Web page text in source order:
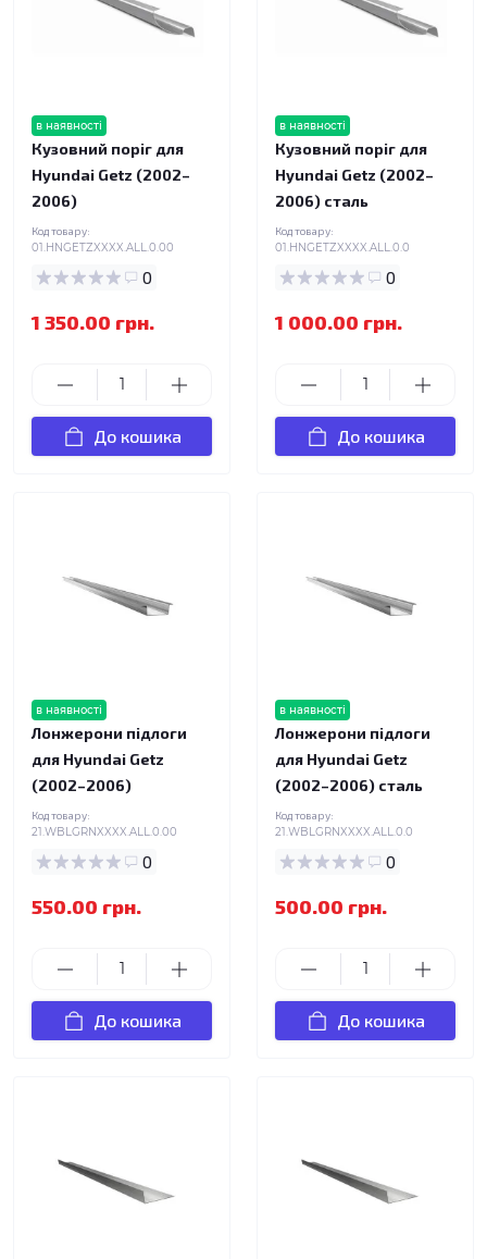
в наявності
Кузовний поріг для
Hyundai Getz (2002–
2006)
Код товару:
01.HNGETZXXXX.ALL.0.00
0
1 350.00 грн.
До кошика
в наявності
Кузовний поріг для
Hyundai Getz (2002–
2006) сталь
Код товару:
01.HNGETZXXXX.ALL.0.0
0
1 000.00 грн.
До кошика
в наявності
Лонжерони підлоги
для Hyundai Getz
(2002–2006)
Код товару:
21.WBLGRNXXXX.ALL.0.00
0
550.00 грн.
До кошика
в наявності
Лонжерони підлоги
для Hyundai Getz
(2002–2006) сталь
Код товару:
21.WBLGRNXXXX.ALL.0.0
0
500.00 грн.
До кошика